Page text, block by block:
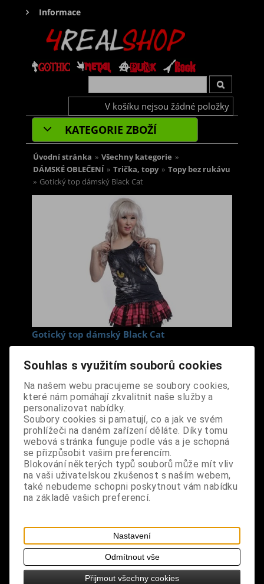
Informace
V košíku nejsou žádné položky
KATEGORIE ZBOŽÍ
Úvodní stránka » Všechny kategorie »
DÁMSKÉ OBLEČENÍ » Trička, topy » Topy bez rukávu
» Gotický top dámský Black Cat
Gotický top dámský Black Cat
Cena s DPH:460 Kč
S
M
Dodání dny:skladem
ks
Koupit
Tabulky velikostí: zde
Výrobce:import UK
Katalogové číslo:OBECTOPBPDA4377
materiál: 100% polyester
design: černá barva, potisk na přední straně
Souhlas s využitím souborů cookies
Na našem webu pracujeme se soubory cookies,
které nám pomáhají zkvalitnit naše služby a
personalizovat nabídky.
Soubory cookies si pamatují, co a jak ve svém
prohlížeči na daném zařízení děláte. Díky tomu
webová stránka funguje podle vás a je schopná
se přizpůsobit vašim preferencím.
Blokování některých typů souborů může mít vliv
na vaši uživatelskou zkušenost s naším webem,
také nebudeme schopni poskytnout vám nabídku
na základě vašich preferencí.
Nastavení
Odmítnout vše
Přijmout všechny cookies